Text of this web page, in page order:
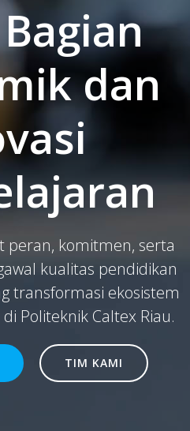
dan
peran, komitmen, serta
kualitas pendidikan
transformasi ekosistem
Politeknik Caltex Riau.
TIM KAMI